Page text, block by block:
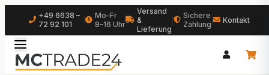
+49 6638 –
72 92 101
Mo–Fr
8–16 Uhr
Versand
&
Lieferung
Sichere
Zahlung
Kontakt